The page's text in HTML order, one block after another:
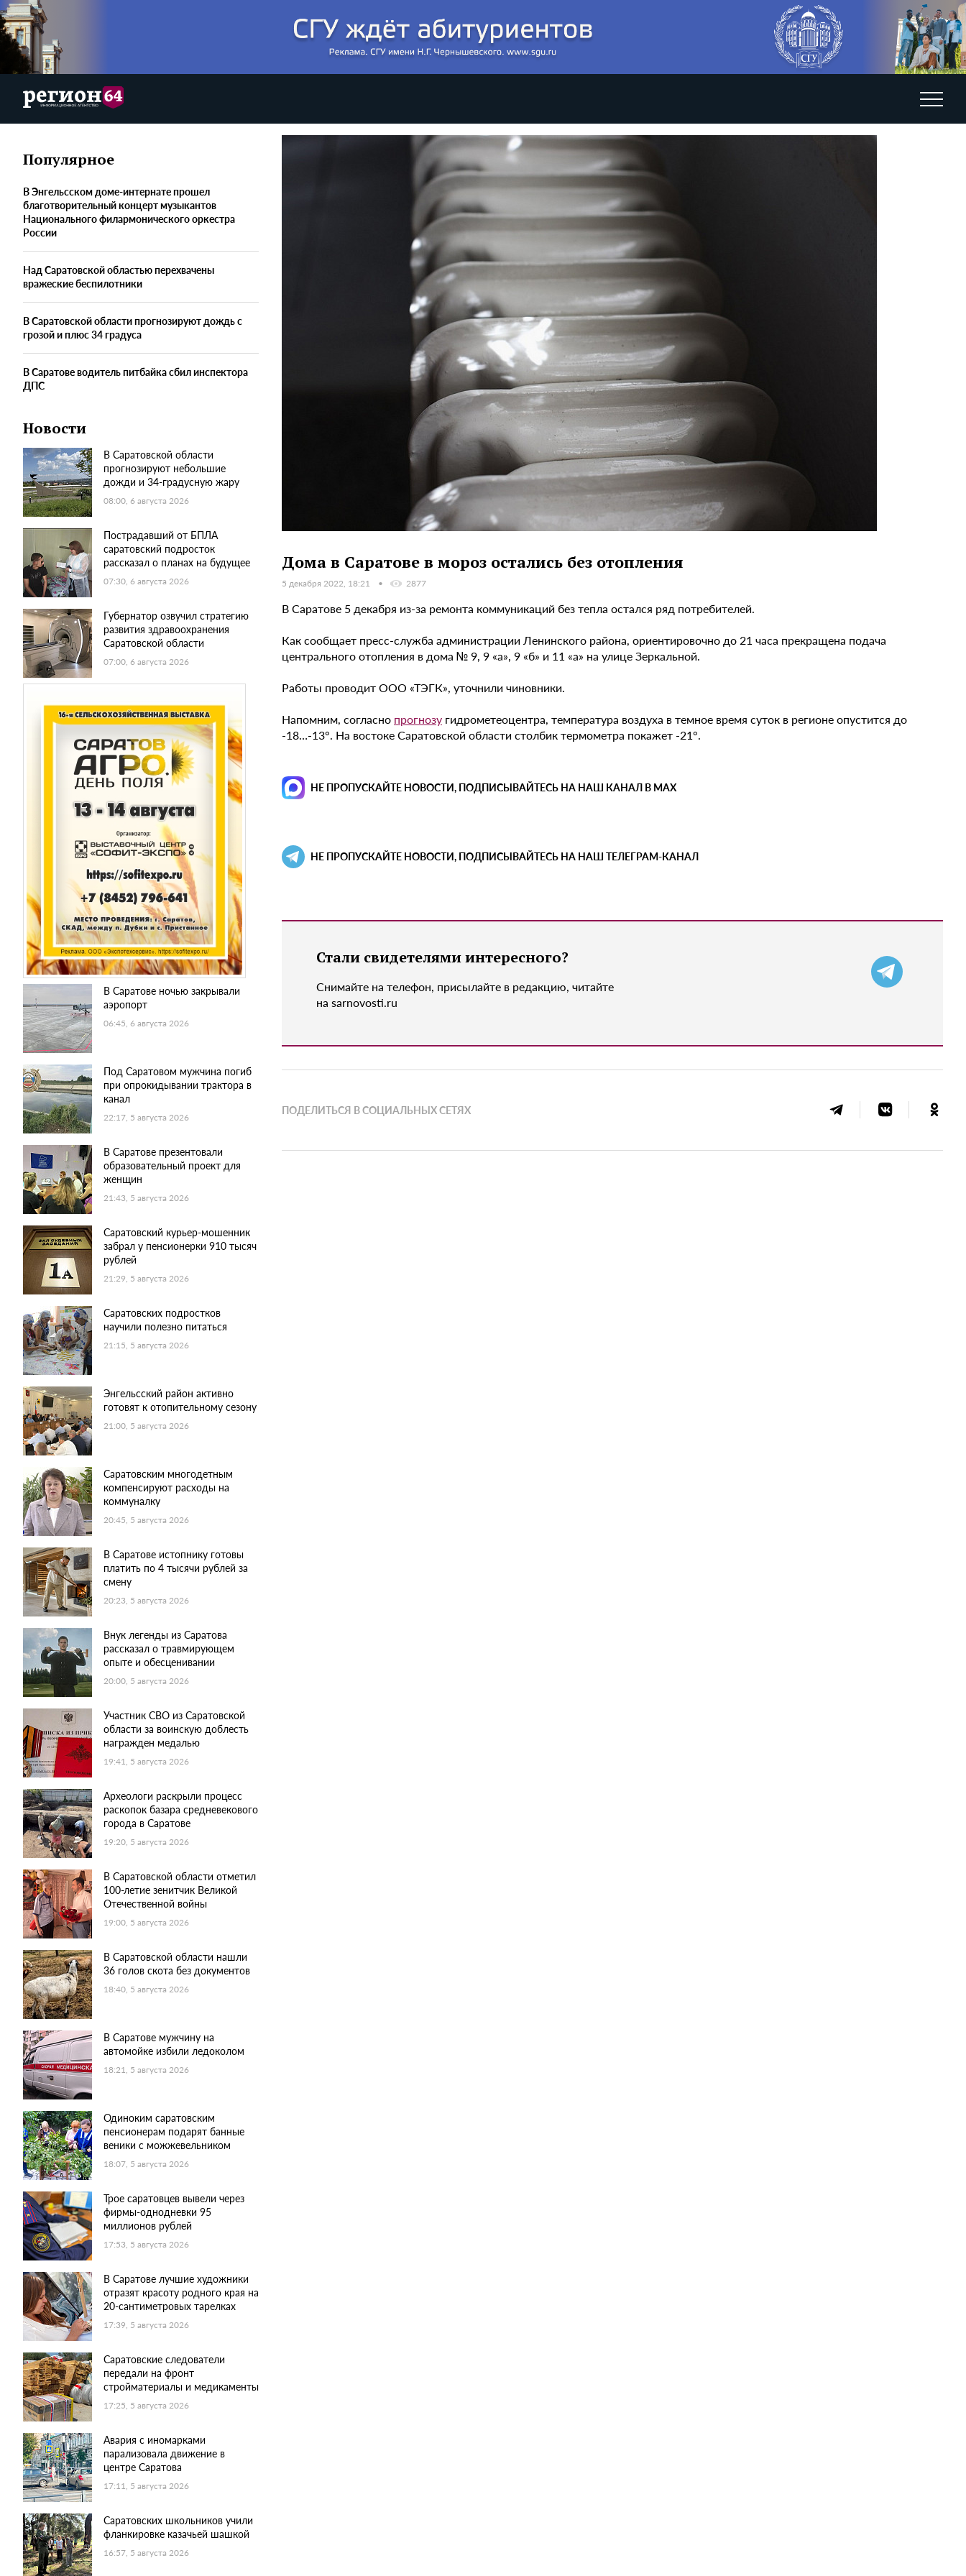
Популярное
В Энгельсском доме-интернате прошел
благотворительный концерт музыкантов
Национального филармонического оркестра
России
Над Саратовской областью перехвачены
вражеские беспилотники
В Саратовской области прогнозируют дождь с
грозой и плюс 34 градуса
В Саратове водитель питбайка сбил инспектора
ДПС
Новости
В Саратовской области
прогнозируют небольшие
дожди и 34-градусную жару
08:00, 6 августа 2026
Пострадавший от БПЛА
саратовский подросток
рассказал о планах на будущее
07:30, 6 августа 2026
Губернатор озвучил стратегию
развития здравоохранения
Саратовской области
07:00, 6 августа 2026
В Саратове ночью закрывали
аэропорт
06:45, 6 августа 2026
Под Саратовом мужчина погиб
при опрокидывании трактора в
канал
22:17, 5 августа 2026
В Саратове презентовали
образовательный проект для
женщин
21:43, 5 августа 2026
Саратовский курьер-мошенник
забрал у пенсионерки 910 тысяч
рублей
21:29, 5 августа 2026
Саратовских подростков
научили полезно питаться
21:15, 5 августа 2026
Энгельсский район активно
готовят к отопительному сезону
21:00, 5 августа 2026
Саратовским многодетным
компенсируют расходы на
коммуналку
20:45, 5 августа 2026
В Саратове истопнику готовы
платить по 4 тысячи рублей за
смену
20:23, 5 августа 2026
Внук легенды из Саратова
рассказал о травмирующем
опыте и обесценивании
20:00, 5 августа 2026
Участник СВО из Саратовской
области за воинскую доблесть
награжден медалью
19:41, 5 августа 2026
Археологи раскрыли процесс
раскопок базара средневекового
города в Саратове
19:20, 5 августа 2026
В Саратовской области отметил
100-летие зенитчик Великой
Отечественной войны
19:00, 5 августа 2026
В Саратовской области нашли
36 голов скота без документов
18:40, 5 августа 2026
В Саратове мужчину на
автомойке избили ледоколом
18:21, 5 августа 2026
Одиноким саратовским
пенсионерам подарят банные
веники с можжевельником
18:07, 5 августа 2026
Трое саратовцев вывели через
фирмы-однодневки 95
миллионов рублей
17:53, 5 августа 2026
В Саратове лучшие художники
отразят красоту родного края на
20-сантиметровых тарелках
17:39, 5 августа 2026
Саратовские следователи
передали на фронт
стройматериалы и медикаменты
17:25, 5 августа 2026
Авария с иномарками
парализовала движение в
центре Саратова
17:11, 5 августа 2026
Саратовских школьников учили
фланкировке казачьей шашкой
16:57, 5 августа 2026
Дома в Саратове в мороз остались без отопления
5 декабря 2022, 18:21 2877
В Саратове 5 декабря из-за ремонта коммуникаций без тепла остался ряд потребителей.
Как сообщает пресс-служба администрации Ленинского района, ориентировочно до 21 часа прекращена подача
центрального отопления в дома № 9, 9 «а», 9 «б» и 11 «а» на улице Зеркальной.
Работы проводит ООО «ТЭГК», уточнили чиновники.
Напомним, согласно прогнозу гидрометеоцентра, температура воздуха в темное время суток в регионе опустится до
-18…-13°. На востоке Саратовской области столбик термометра покажет -21°.
НЕ ПРОПУСКАЙТЕ НОВОСТИ, ПОДПИСЫВАЙТЕСЬ НА НАШ КАНАЛ В MAX
НЕ ПРОПУСКАЙТЕ НОВОСТИ, ПОДПИСЫВАЙТЕСЬ НА НАШ ТЕЛЕГРАМ-КАНАЛ
Стали свидетелями интересного?
Снимайте на телефон, присылайте в редакцию, читайте
на sarnovosti.ru
ПОДЕЛИТЬСЯ В СОЦИАЛЬНЫХ СЕТЯХ